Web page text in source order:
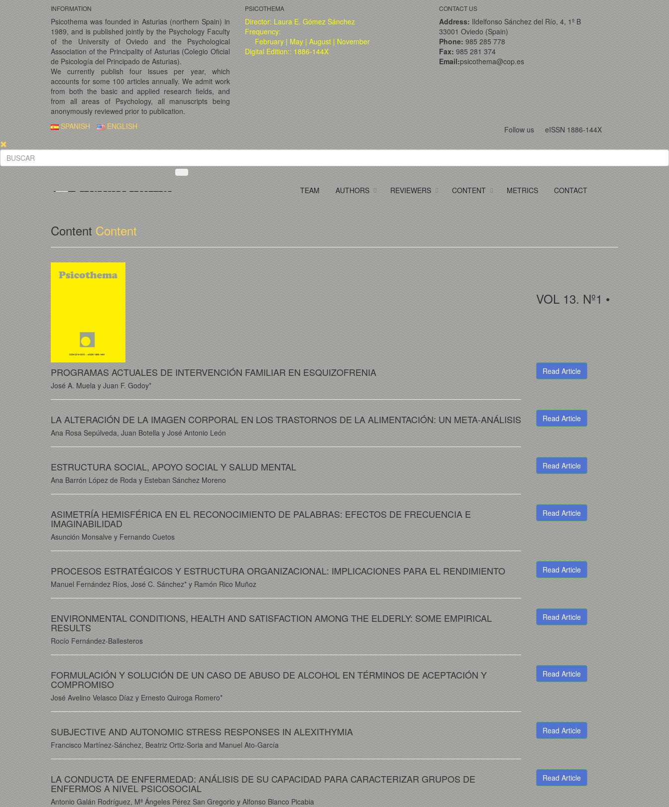
INFORMATION
Psicothema was founded in Asturias (northern Spain) in
1989, and is published jointly by the Psychology Faculty
of the University of Oviedo and the Psychological
Association of the Principality of Asturias (Colegio Oficial
de Psicología del Principado de Asturias).
We currently publish four issues per year, which
accounts for some 100 articles annually. We admit work
from both the basic and applied research fields, and
from all areas of Psychology, all manuscripts being
anonymously reviewed prior to publication.
PSICOTHEMA
Director: Laura E. Gómez Sánchez
Frequency:
February | May | August | November
Digital Edition:: 1886-144X
CONTACT US
Address: Ildelfonso Sánchez del Río, 4, 1º B
33001 Oviedo (Spain)
Phone: 985 285 778
Fax: 985 281 374
Email:psicothema@cop.es
Follow us eISSN 1886-144X
SPANISH ENGLISH
TEAM AUTHORS REVIEWERS CONTENT METRICS CONTACT
Content Content
VOL 13. Nº1 •
PROGRAMAS ACTUALES DE INTERVENCIÓN FAMILIAR EN ESQUIZOFRENIA
José A. Muela y Juan F. Godoy*
Read Article
LA ALTERACIÓN DE LA IMAGEN CORPORAL EN LOS TRASTORNOS DE LA ALIMENTACIÓN: UN META-ANÁLISIS
Ana Rosa Sepúlveda, Juan Botella y José Antonio León
Read Article
ESTRUCTURA SOCIAL, APOYO SOCIAL Y SALUD MENTAL
Ana Barrón López de Roda y Esteban Sánchez Moreno
Read Article
ASIMETRÍA HEMISFÉRICA EN EL RECONOCIMIENTO DE PALABRAS: EFECTOS DE FRECUENCIA E
IMAGINABILIDAD
Asunción Monsalve y Fernando Cuetos
Read Article
PROCESOS ESTRATÉGICOS Y ESTRUCTURA ORGANIZACIONAL: IMPLICACIONES PARA EL RENDIMIENTO
Manuel Fernández Ríos, José C. Sánchez* y Ramón Rico Muñoz
Read Article
ENVIRONMENTAL CONDITIONS, HEALTH AND SATISFACTION AMONG THE ELDERLY: SOME EMPIRICAL
RESULTS
Rocío Fernández-Ballesteros
Read Article
FORMULACIÓN Y SOLUCIÓN DE UN CASO DE ABUSO DE ALCOHOL EN TÉRMINOS DE ACEPTACIÓN Y
COMPROMISO
José Avelino Velasco Díaz y Ernesto Quiroga Romero*
Read Article
SUBJECTIVE AND AUTONOMIC STRESS RESPONSES IN ALEXITHYMIA
Francisco Martínez-Sánchez, Beatriz Ortiz-Soria and Manuel Ato-García
Read Article
LA CONDUCTA DE ENFERMEDAD: ANÁLISIS DE SU CAPACIDAD PARA CARACTERIZAR GRUPOS DE
ENFERMOS A NIVEL PSICOSOCIAL
Antonio Galán Rodríguez, Mª Ángeles Pérez San Gregorio y Alfonso Blanco Picabia
Read Article